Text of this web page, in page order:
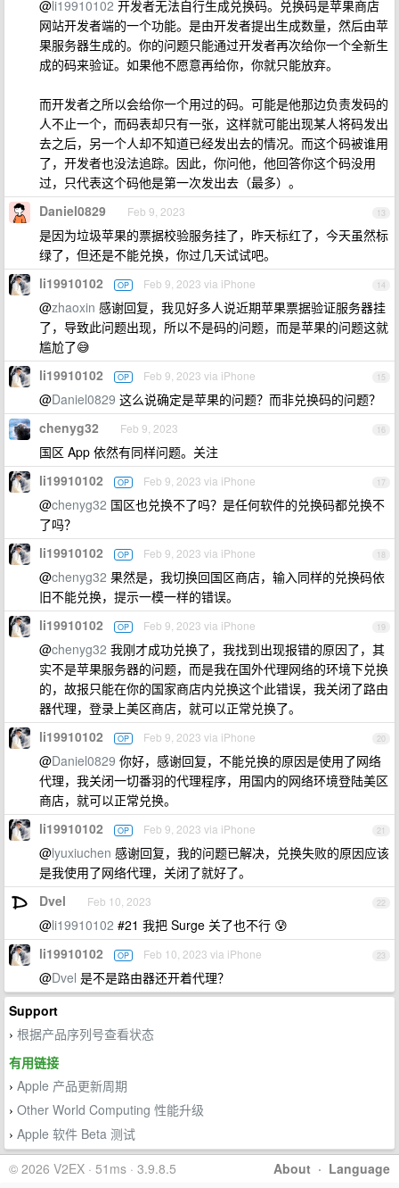
@li19910102 开发者无法自行生成兑换码。兑换码是苹果商店
网站开发者端的一个功能。是由开发者提出生成数量，然后由苹
果服务器生成的。你的问题只能通过开发者再次给你一个全新生
成的码来验证。如果他不愿意再给你，你就只能放弃。
而开发者之所以会给你一个用过的码。可能是他那边负责发码的
人不止一个，而码表却只有一张，这样就可能出现某人将码发出
去之后，另一个人却不知道已经发出去的情况。而这个码被谁用
了，开发者也没法追踪。因此，你问他，他回答你这个码没用
过，只代表这个码他是第一次发出去（最多）。
13
Daniel0829 Feb 9, 2023
是因为垃圾苹果的票据校验服务挂了，昨天标红了，今天虽然标
绿了，但还是不能兑换，你过几天试试吧。
14
li19910102 OP Feb 9, 2023 via iPhone
@zhaoxin 感谢回复，我见好多人说近期苹果票据验证服务器挂
了，导致此问题出现，所以不是码的问题，而是苹果的问题这就
尴尬了😅
15
li19910102 OP Feb 9, 2023 via iPhone
@Daniel0829 这么说确定是苹果的问题？而非兑换码的问题？
16
chenyg32 Feb 9, 2023
国区 App 依然有同样问题。关注
17
li19910102 OP Feb 9, 2023 via iPhone
@chenyg32 国区也兑换不了吗？是任何软件的兑换码都兑换不
了吗？
18
li19910102 OP Feb 9, 2023 via iPhone
@chenyg32 果然是，我切换回国区商店，输入同样的兑换码依
旧不能兑换，提示一模一样的错误。
19
li19910102 OP Feb 9, 2023 via iPhone
@chenyg32 我刚才成功兑换了，我找到出现报错的原因了，其
实不是苹果服务器的问题，而是我在国外代理网络的环境下兑换
的，故报只能在你的国家商店内兑换这个此错误，我关闭了路由
器代理，登录上美区商店，就可以正常兑换了。
20
li19910102 OP Feb 9, 2023 via iPhone
@Daniel0829 你好，感谢回复，不能兑换的原因是使用了网络
代理，我关闭一切番羽的代理程序，用国内的网络环境登陆美区
商店，就可以正常兑换。
21
li19910102 OP Feb 9, 2023 via iPhone
@lyuxiuchen 感谢回复，我的问题已解决，兑换失败的原因应该
是我使用了网络代理，关闭了就好了。
22
Dvel Feb 10, 2023
@li19910102 #21 我把 Surge 关了也不行 😰
23
li19910102 OP Feb 10, 2023 via iPhone
@Dvel 是不是路由器还开着代理？
Support
› 根据产品序列号查看状态
有用链接
› Apple 产品更新周期
› Other World Computing 性能升级
› Apple 软件 Beta 测试
About · Language
© 2026 V2EX · 51ms · 3.9.8.5